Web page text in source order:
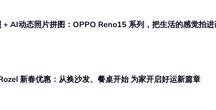
进画
商业热点｜新年想“转运”？Rozel 新春优惠：从换沙发、餐桌开始 为家开启好运新篇章